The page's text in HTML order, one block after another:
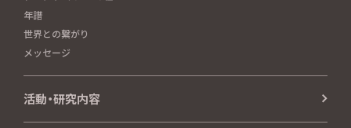
年譜
世界との繋がり
メッセージ
活動・研究内容